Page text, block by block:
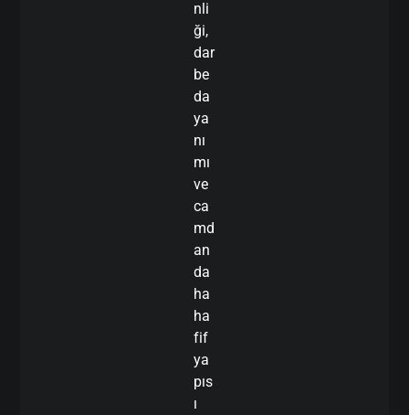
nli
ği,
dar
be
da
ya
nı
mı
ve
ca
md
an
da
ha
ha
fif
ya
pıs
ı